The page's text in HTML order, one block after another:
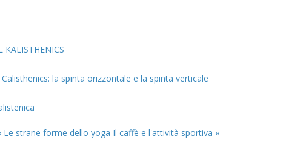
KALISTHENICS
la spinta orizzontale e la spinta verticale
Le strane forme dello yoga Il caffè e l'attività sportiva »